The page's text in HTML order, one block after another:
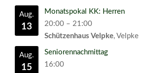
Aug.
13
Monatspokal KK: Herren
20:00 – 21:00
Schützenhaus Velpke, Velpke
Aug.
15
Seniorennachmittag
16:00